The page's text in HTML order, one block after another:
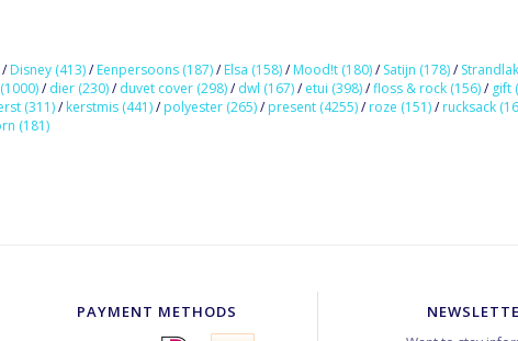
/Disney (413)/Eenpersoons (187)/Elsa (158)/Mood!t (180)/Satijn (178)/
(1000)/dier (230)/duvet cover (298)/dwl (167)/etui (398)/floss & rock (156)/ gift
(311)/kerstmis (441)/polyester (265)/present (4255)/roze (151)/rucksack
(181)
PAYMENT METHODS